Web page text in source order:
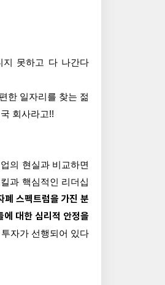
지 못하고 다 나간다
한 일자리를 찾는 젊
회사라고!!
의 현실과 비교하면
과 핵심적인 리더십
폐 스펙트럼을 가진 분
에 대한 심리적 안정을
자가 선행되어 있다